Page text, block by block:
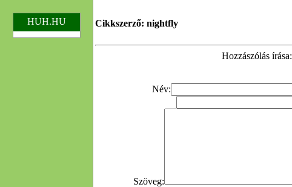
Cikkszerző: nightfly
Hozzászólás írása:
Név:
Szöveg:
HUH.HU